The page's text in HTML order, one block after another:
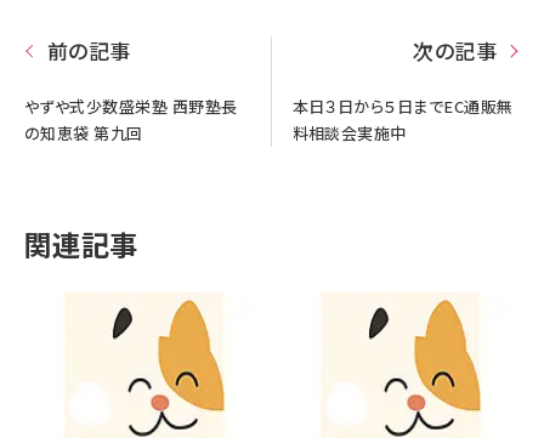
前の記事
やずや式少数盛栄塾 西野塾長
の知恵袋 第九回
次の記事
本日３日から５日までEC通販無
料相談会実施中
関連記事